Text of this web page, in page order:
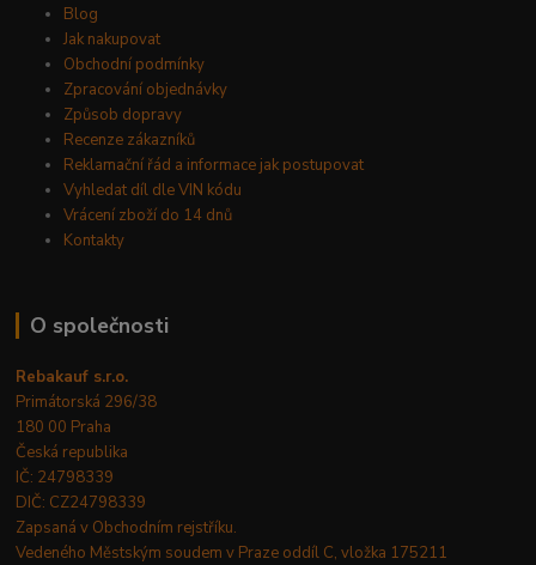
Blog
Jak nakupovat
Obchodní podmínky
Zpracování objednávky
Způsob dopravy
Recenze zákazníků
Reklamační řád a informace jak postupovat
Vyhledat díl dle VIN kódu
Vrácení zboží do 14 dnů
Kontakty
O společnosti
Rebakauf s.r.o.
Primátorská 296/38
180 00 Praha
Česká republika
IČ: 24798339
DIČ: CZ24798339
Zapsaná v Obchodním rejstříku.
Vedeného Městským soudem v Praze oddíl C, vložka 175211